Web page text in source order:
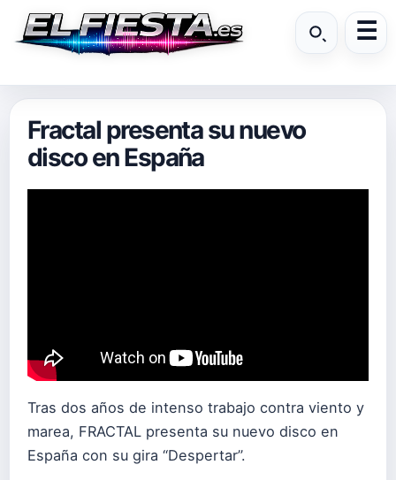
Fractal presenta su nuevo
disco en España
Tras dos años de intenso trabajo contra viento y
marea, FRACTAL presenta su nuevo disco en
España con su gira “Despertar”.